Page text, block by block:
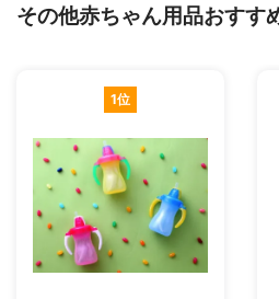
その他赤ちゃん用品おすす
1位